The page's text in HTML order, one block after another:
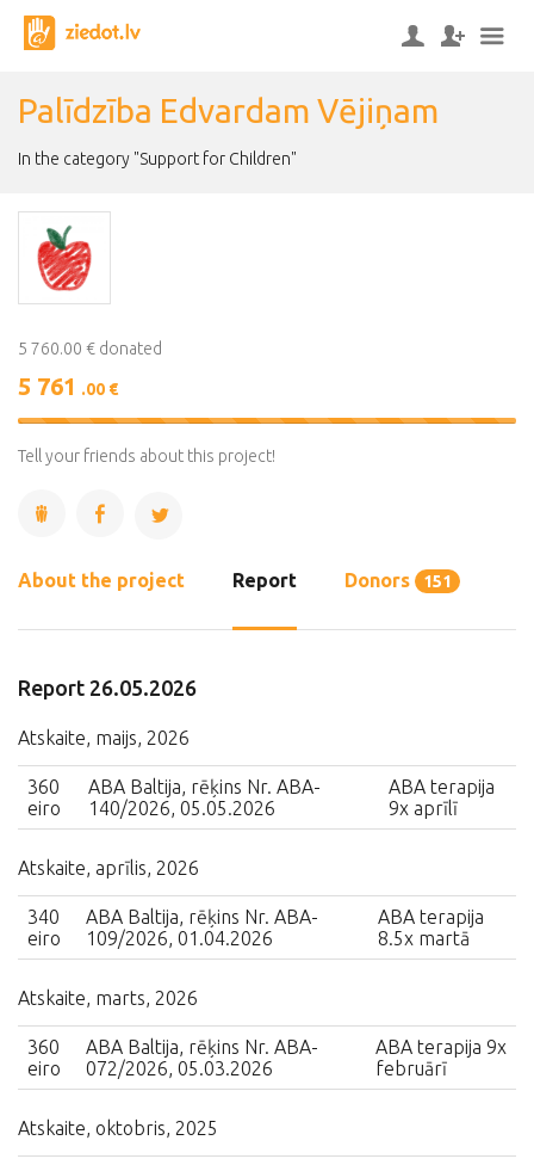
Palīdzība Edvardam Vējiņam
In the category "Support for Children"
5 760.00 € donated
5 761 .00 €
100%
Complete
Tell your friends about this project!
About the project Report Donors 151
Report 26.05.2026
Atskaite, maijs, 2026
360
eiro
ABA Baltija, rēķins Nr. ABA-
140/2026, 05.05.2026
ABA terapija
9x aprīlī
Atskaite, aprīlis, 2026
340
eiro
ABA Baltija, rēķins Nr. ABA-
109/2026, 01.04.2026
ABA terapija
8.5x martā
Atskaite, marts, 2026
360
eiro
ABA Baltija, rēķins Nr. ABA-
072/2026, 05.03.2026
ABA terapija 9x
februārī
Atskaite, oktobris, 2025